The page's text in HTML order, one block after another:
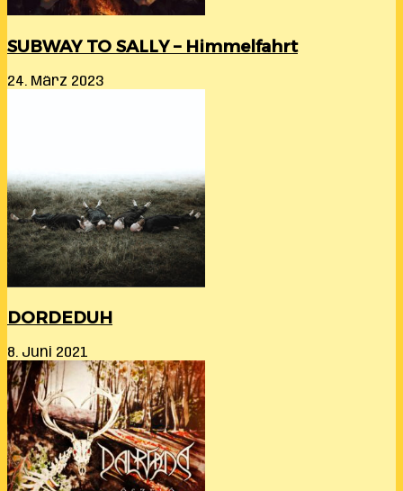
SUBWAY TO SALLY – Himmelfahrt
24. März 2023
DORDEDUH
8. Juni 2021